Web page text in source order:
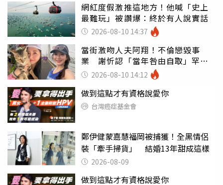
網紅度假激推這地方！他喊「史上
最難玩」被讚爆：終於有人說實話
2026-08-10 14:37
當街激吻人夫阿翔！不倫戀毀事
業 謝忻認「當年咎由自取」罕吐
心聲2026-08-10 14:12
做到這點才有資格說愛你
台灣癌症基金會
鄭伊健蒙嘉慧福岡被捕獲！全黑情侶
裝「牽手掃貨」 結婚13年甜成這樣
2026-08-09
做到這點才有資格說愛你